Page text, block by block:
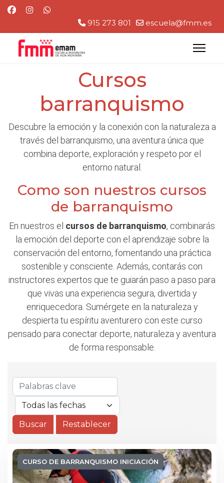
915 273 801 escuela@fmm.es
Cursos
barranquismo
Descubre la emoción y la conexión con la naturaleza a
través del barranquismo, una aventura única que
combina deporte, exploración y respeto por el
entorno natural.
Como son nuestros cursos
de barranquismo
En nuestros el cursos de barranquismo, combinarás
la emoción del deporte con el aprendizaje sobre la
conservación del entorno, fomentando una práctica
sostenible y consciente. Además, contarás con
instructores expertos que te guiarán paso a paso para
que vivas una experiencia segura, divertida y
enriquecedora. Sumérgete en la naturaleza y
despierta tu espíritu aventurero con este curso
pensado para conectar deporte, naturaleza y aventura
de forma responsable.
CURSO DE BARRANQUISMO INICIACIÓN